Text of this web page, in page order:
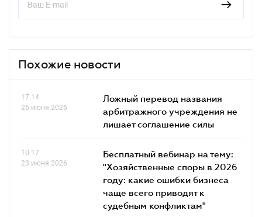
Похожие новости
17.14
26 июня 2026
Ложный перевод названия
арбитражного учреждения не
лишает соглашение силы
10.17
23 июня 2026
Бесплатный вебинар на тему:
"Хозяйственные споры в 2026
году: какие ошибки бизнеса
чаще всего приводят к
судебным конфликтам"